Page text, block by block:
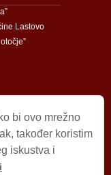
Lastovo
bi ovo mrežno
također koristim
iskustva i